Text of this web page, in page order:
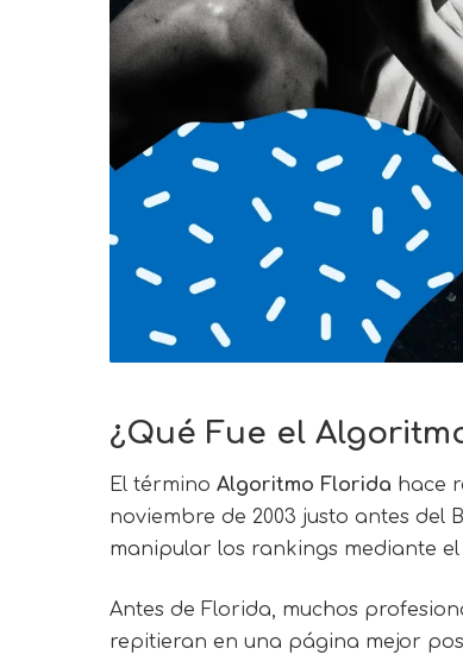
¿Qué Fue el
El término Algoritmo Florida hace
noviembre de 2003 justo antes del
manipular los rankings mediante
Antes de Florida, muchos
repitieran en una página mejor